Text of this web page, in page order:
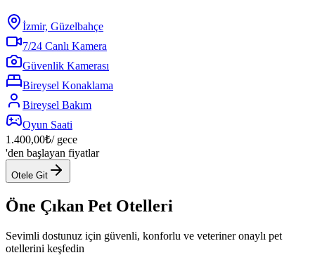
İzmir, Güzelbahçe
7/24 Canlı Kamera
Güvenlik Kamerası
Bireysel Konaklama
Bireysel Bakım
Oyun Saati
1.400,00₺/ gece
'den başlayan fiyatlar
Otele Git
Öne Çıkan Pet Otelleri
Sevimli dostunuz için güvenli, konforlu ve veteriner onaylı pet
otellerini keşfedin